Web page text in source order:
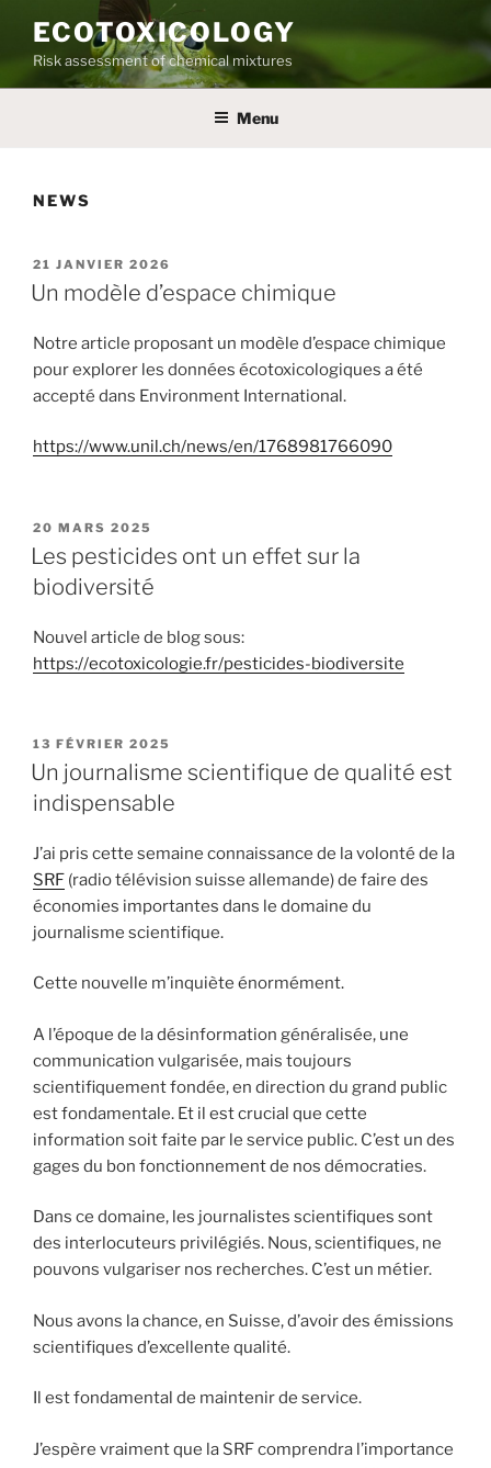
contenu
principal
ECOTOXICOLOGY
Risk assessment of chemical mixtures
Menu
NEWS
PUBLIÉ
LE
21 JANVIER 2026
Un modèle d’espace chimique
Notre article proposant un modèle d’espace chimique
pour explorer les données écotoxicologiques a été
accepté dans Environment International.
https://www.unil.ch/news/en/1768981766090
PUBLIÉ
LE
20 MARS 2025
Les pesticides ont un effet sur la
biodiversité
Nouvel article de blog sous:
https://ecotoxicologie.fr/pesticides-biodiversite
PUBLIÉ
LE
13 FÉVRIER 2025
Un journalisme scientifique de qualité est
indispensable
J’ai pris cette semaine connaissance de la volonté de la
SRF (radio télévision suisse allemande) de faire des
économies importantes dans le domaine du
journalisme scientifique.
Cette nouvelle m’inquiète énormément.
A l’époque de la désinformation généralisée, une
communication vulgarisée, mais toujours
scientifiquement fondée, en direction du grand public
est fondamentale. Et il est crucial que cette
information soit faite par le service public. C’est un des
gages du bon fonctionnement de nos démocraties.
Dans ce domaine, les journalistes scientifiques sont
des interlocuteurs privilégiés. Nous, scientifiques, ne
pouvons vulgariser nos recherches. C’est un métier.
Nous avons la chance, en Suisse, d’avoir des émissions
scientifiques d’excellente qualité.
Il est fondamental de maintenir de service.
J’espère vraiment que la SRF comprendra l’importance